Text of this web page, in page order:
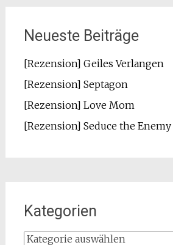
Neueste Beiträge
[Rezension] Geiles Verlangen
[Rezension] Septagon
[Rezension] Love Mom
[Rezension] Seduce the Enemy
Kategorien
Kategorien